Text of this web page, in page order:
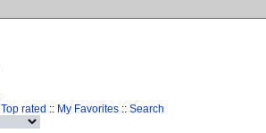
Top rated :: My Favorites :: Search